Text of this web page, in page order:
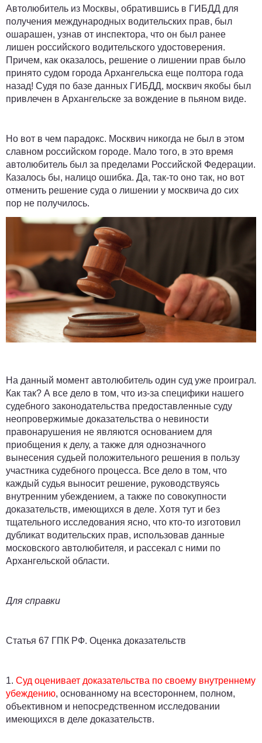
Автолюбитель из Москвы, обратившись в ГИБДД для
получения международных водительских прав, был
ошарашен, узнав от инспектора, что он был ранее
лишен российского водительского удостоверения.
Причем, как оказалось, решение о лишении прав было
принято судом города Архангельска еще полтора года
назад! Судя по базе данных ГИБДД, москвич якобы был
привлечен в Архангельске за вождение в пьяном виде.
Но вот в чем парадокс. Москвич никогда не был в этом
славном российском городе. Мало того, в это время
автолюбитель был за пределами Российской Федерации.
Казалось бы, налицо ошибка. Да, так-то оно так, но вот
отменить решение суда о лишении у москвича до сих
пор не получилось.
На данный момент автолюбитель один суд уже проиграл.
Как так? А все дело в том, что из-за специфики нашего
судебного законодательства предоставленные суду
неопровержимые доказательства о невиности
правонарушения не являются основанием для
приобщения к делу, а также для однозначного
вынесения судьей положительного решения в пользу
участника судебного процесса. Все дело в том, что
каждый судья выносит решение, руководствуясь
внутренним убеждением, а также по совокупности
доказательств, имеющихся в деле. Хотя тут и без
тщательного исследования ясно, что кто-то изготовил
дубликат водительских прав, использовав данные
московского автолюбителя, и рассекал с ними по
Архангельской области.
Для справки
Статья 67 ГПК РФ. Оценка доказательств
1. Суд оценивает доказательства по своему внутреннему
убеждению, основанному на всестороннем, полном,
объективном и непосредственном исследовании
имеющихся в деле доказательств.